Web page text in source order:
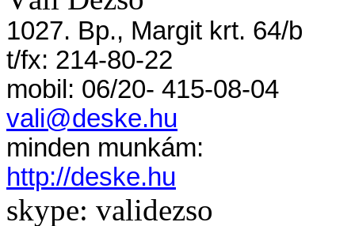
1027. Bp., Margit krt. 64/b
t/fx: 214-80-22
mobil : 06/20- 415-08-04
vali@deske.hu
minden munkám:
http://deske.hu
skype: validezso